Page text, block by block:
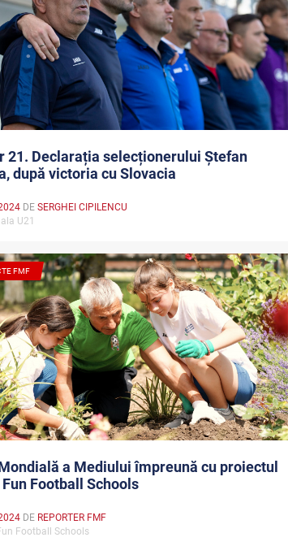
21. Declarația selecționerului Ștefan
după victoria cu Slovacia
DE SERGHEI CIPILENCU
U21
FMF
a Mediului împreună cu proiectul
Fun Football Schools
DE REPORTER FMF
Football Schools